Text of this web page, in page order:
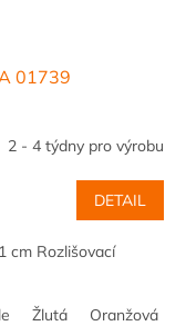
01739
2 - 4 týdny pro výrobu
DETAIL
cm Rozlišovací
Žlutá Oranžová